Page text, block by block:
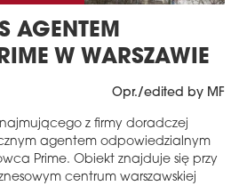
AGENTEM
W WARSZAWIE
Opr./edited by MF
z firmy doradczej
agentem odpowiedzialnym
Prime. Obiekt znajduje się przy
centrum warszawskiej